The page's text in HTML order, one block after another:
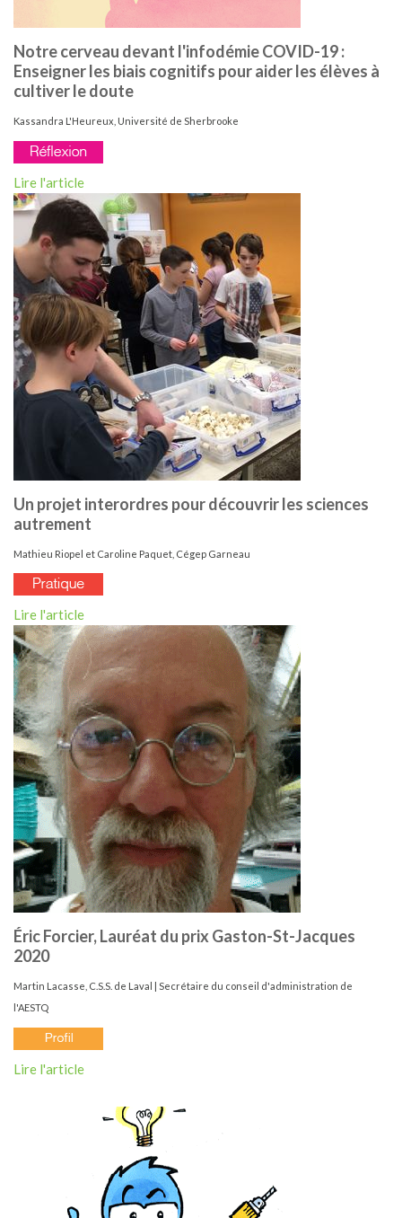
Notre cerveau devant l'infodémie COVID-19 :
Enseigner les biais cognitifs pour aider les élèves à
cultiver le doute
Kassandra L'Heureux, Université de Sherbrooke
Lire l'article
Un projet interordres pour découvrir les sciences
autrement
Mathieu Riopel et Caroline Paquet, Cégep Garneau
Lire l'article
Éric Forcier, Lauréat du prix Gaston-St-Jacques
2020
Martin Lacasse, C.S.S. de Laval | Secrétaire du conseil d'administration de
l'AESTQ
Lire l'article